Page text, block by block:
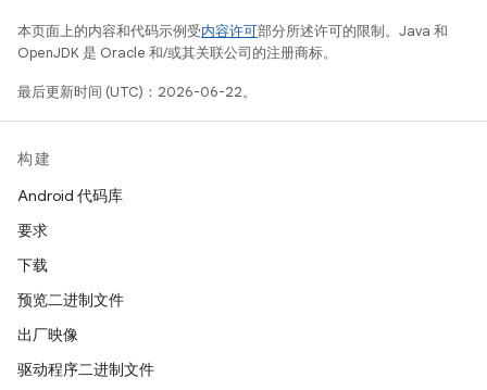
本页面上的内容和代码示例受内容许可部分所述许可的限制。Java 和
OpenJDK 是 Oracle 和/或其关联公司的注册商标。
最后更新时间 (UTC)：2026-06-22。
构建
Android 代码库
要求
下载
预览二进制文件
出厂映像
驱动程序二进制文件